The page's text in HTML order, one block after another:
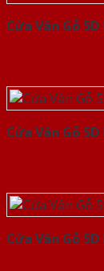
Cửa Vân Gỗ 5D
Cửa Vân Gỗ 5D
Cửa Vân Gỗ 5D